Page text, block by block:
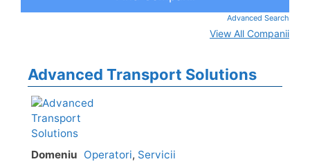
Advanced Search
View All Companii
Advanced Transport Solutions
Domeniu Operatori, Servicii